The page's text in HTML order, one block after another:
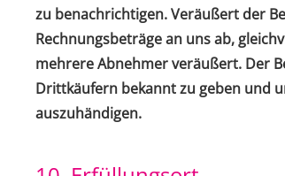
zu benachrichtigen. Veräußert der
Rechnungsbeträge an uns ab,
mehrere Abnehmer veräußert. Der
Drittkäufern bekannt zu geben und
auszuhändigen.